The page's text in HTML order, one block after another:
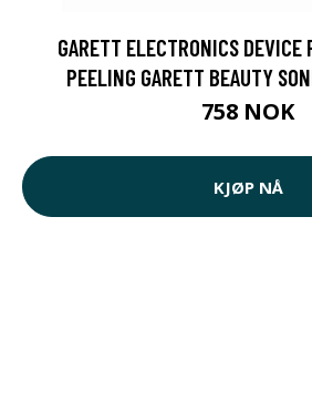
GARETT ELECTRONICS DEVICE
PEELING GARETT BEAUTY
758 NOK
KJØP NÅ